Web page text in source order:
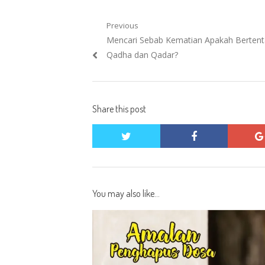
Post
navigation
Previous
Previous
post:
Mencari Sebab Kematian Apakah
Qadha dan Qadar?
Share this post
twitter facebook
You may also like...